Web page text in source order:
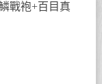
戰袍+百目真